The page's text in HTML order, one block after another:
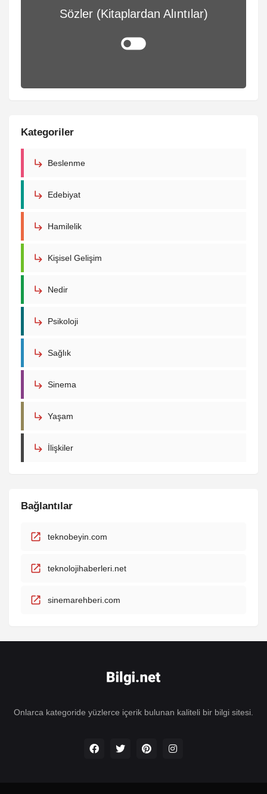
Sözler (Kitaplardan Alıntılar)
Kategoriler
Beslenme
Edebiyat
Hamilelik
Kişisel Gelişim
Nedir
Psikoloji
Sağlık
Sinema
Yaşam
İlişkiler
Bağlantılar
teknobeyin.com
teknolojihaberleri.net
sinemarehberi.com
Onlarca kategoride yüzlerce içerik bulunan kaliteli bir bilgi sitesi.